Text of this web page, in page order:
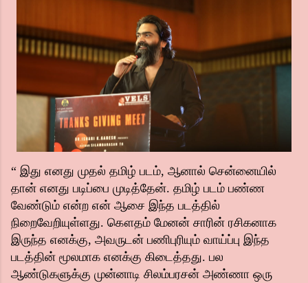
“ இது எனது முதல் தமிழ் படம், ஆனால் சென்னையில்
தான் எனது படிப்பை முடித்தேன். தமிழ் படம் பண்ண
வேண்டும் என்ற என் ஆசை இந்த படத்தில்
நிறைவேறியுள்ளது. கௌதம் மேனன் சாரின் ரசிகனாக
இருந்த எனக்கு, அவருடன் பணிபுரியும் வாய்ப்பு இந்த
படத்தின் மூலமாக எனக்கு கிடைத்தது. பல
ஆண்டுகளுக்கு முன்னாடி சிலம்பரசன் அண்ணா ஒரு